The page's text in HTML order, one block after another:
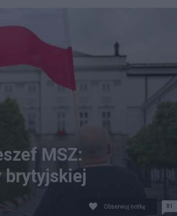
MSZ:
brytyjskiej
Obserwuj notkę 81